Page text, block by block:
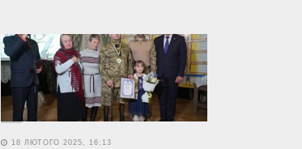
18 ЛЮТОГО 2025, 16:13